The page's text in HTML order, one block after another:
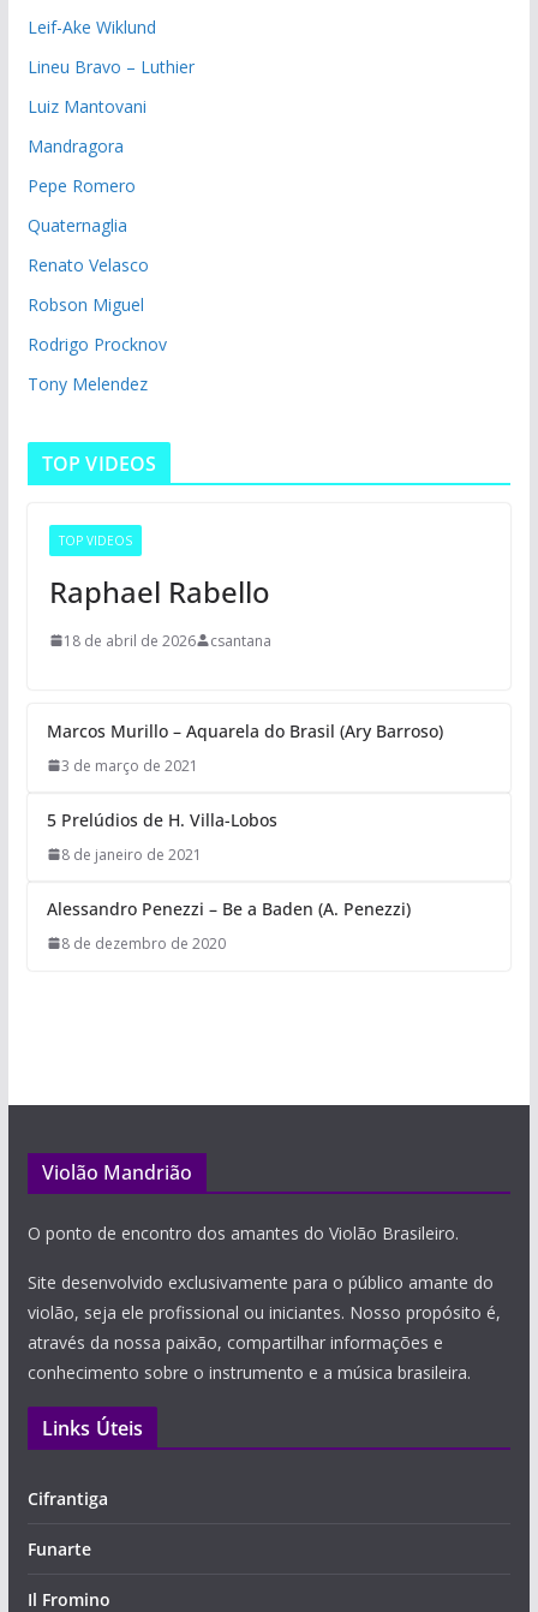
Leif-Ake Wiklund
Lineu Bravo – Luthier
Luiz Mantovani
Mandragora
Pepe Romero
Quaternaglia
Renato Velasco
Robson Miguel
Rodrigo Procknov
Tony Melendez
TOP VIDEOS
TOP VIDEOS
Raphael Rabello
18 de abril de 2026 csantana
Marcos Murillo – Aquarela do Brasil (Ary Barroso)
3 de março de 2021
5 Prelúdios de H. Villa-Lobos
8 de janeiro de 2021
Alessandro Penezzi – Be a Baden (A. Penezzi)
8 de dezembro de 2020
Violão Mandrião
O ponto de encontro dos amantes do Violão Brasileiro.
Site desenvolvido exclusivamente para o público amante do
violão, seja ele profissional ou iniciantes. Nosso propósito é,
através da nossa paixão, compartilhar informações e
conhecimento sobre o instrumento e a música brasileira.
Links Úteis
Cifrantiga
Funarte
Il Fromino